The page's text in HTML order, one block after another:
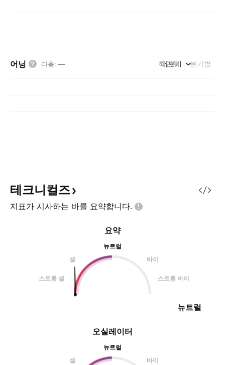
어닝 다음: — 해단위 분기별
더보기
테크니컬즈
지표가 시사하는 바를 요약합니다.
오실레이터
뉴트럴
셀
바이
요약
뉴트럴
셀
바이
스트롱 셀 스트롱 바이
뉴트럴